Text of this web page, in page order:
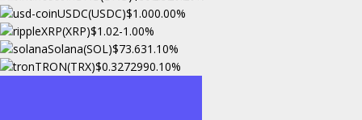
USDC(USDC)$1.000.00%
XRP(XRP)$1.02-1.00%
Solana(SOL)$73.631.10%
TRON(TRX)$0.3272990.10%